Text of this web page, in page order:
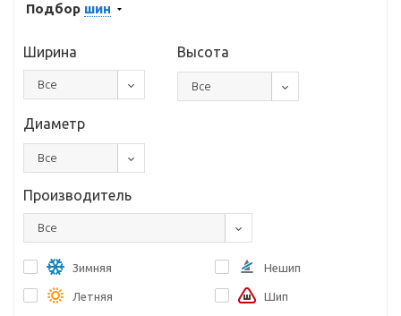
Подбор шин
Ширина
Все
Высота
Все
Диаметр
Все
Производитель
Все
Зимняя
Летняя
Нешип
Шип